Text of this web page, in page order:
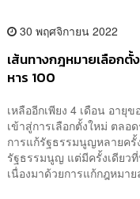
30 พฤศจิกายน 2022
เส้นทางกฎหมายเลือก
หาร 100
เหลืออีกเพียง 4 เดือน อา
เข้าสู่การเลือกตั้งใหม่ ตล
การแก้รัฐธรรมนูญหลายครั้
รัฐธรรมนูญ แต่มีครั้งเดียว
เนื่องมาด้วยการแก้กฎหมา